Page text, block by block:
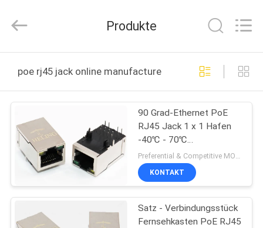
PRODUKTE
ÜBER
UNS
FABRIK-
AUSFLUG
Rights
by
Produkte
poe rj45 jack online manufacture
90 Grad-Ethernet PoE
RJ45 Jack 1 x 1 Hafen
-40℃ - 70℃
Betriebstemperaturbereich
Preferential & Competitive MOQ:1000
KONTAKT
Satz - Verbindungsstück
Fernsehkasten PoE RJ45